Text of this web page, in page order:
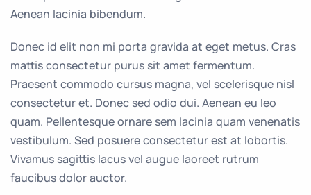
Aenean lacinia bibendum.
Donec id elit non mi porta gravida at eget metus. Cras
mattis consectetur purus sit amet fermentum.
Praesent commodo cursus magna, vel scelerisque nisl
consectetur et. Donec sed odio dui. Aenean eu leo
quam. Pellentesque ornare sem lacinia quam venenatis
vestibulum. Sed posuere consectetur est at lobortis.
Vivamus sagittis lacus vel augue laoreet rutrum
faucibus dolor auctor.